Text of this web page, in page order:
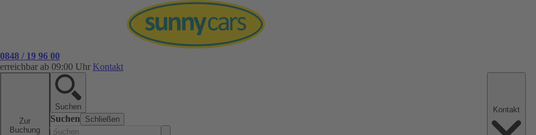
0848 / 19 96 00
erreichbar ab 09:00 Uhr Kontakt
Zur
Buchung
Suchen
Suchen Schließen